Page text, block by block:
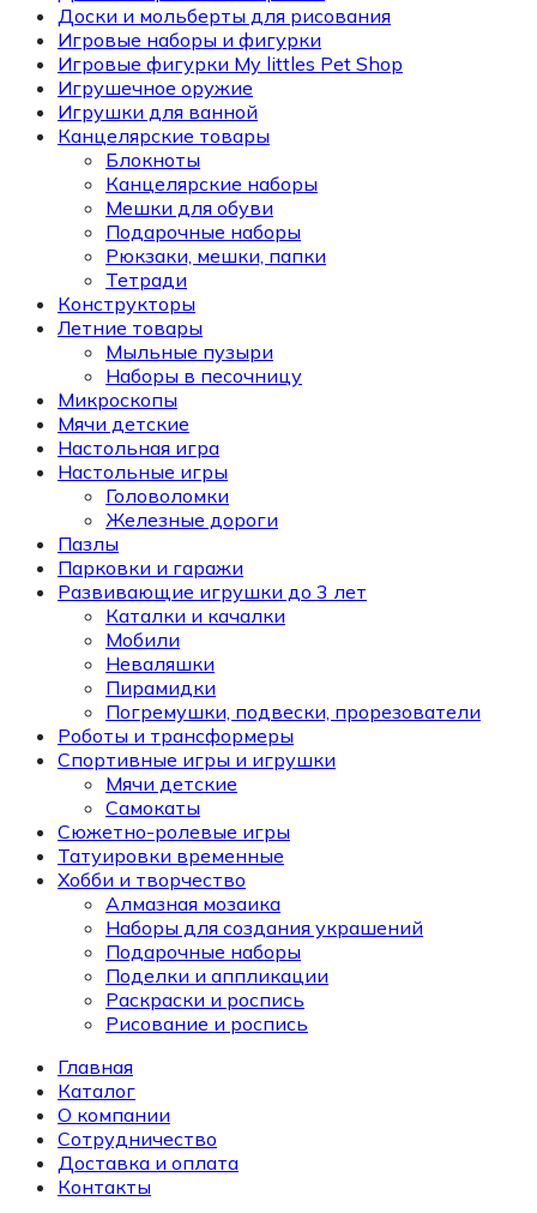
Доски и мольберты для рисования
Игровые наборы и фигурки
Игровые фигурки My littles Pet Shop
Игрушечное оружие
Игрушки для ванной
Канцелярские товары
Блокноты
Канцелярские наборы
Мешки для обуви
Подарочные наборы
Рюкзаки, мешки, папки
Тетради
Конструкторы
Летние товары
Мыльные пузыри
Наборы в песочницу
Микроскопы
Мячи детские
Настольная игра
Настольные игры
Головоломки
Железные дороги
Пазлы
Парковки и гаражи
Развивающие игрушки до 3 лет
Каталки и качалки
Мобили
Неваляшки
Пирамидки
Погремушки, подвески, прорезователи
Роботы и трансформеры
Спортивные игры и игрушки
Мячи детские
Самокаты
Сюжетно-ролевые игры
Татуировки временные
Хобби и творчество
Алмазная мозаика
Наборы для создания украшений
Подарочные наборы
Поделки и аппликации
Раскраски и роспись
Рисование и роспись
Главная
Каталог
О компании
Сотрудничество
Доставка и оплата
Контакты